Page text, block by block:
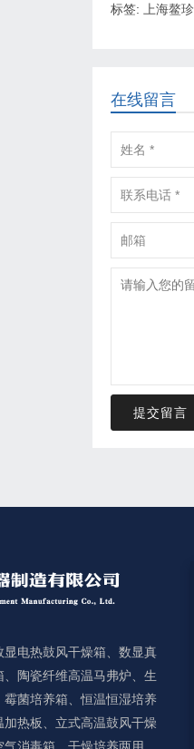
标签: 上海鳌珍
在线留言
提交留言
电热鼓风干燥箱、数显真
陶瓷纤维高温马弗炉、生
菌培养箱、恒温恒湿培养
热板、立式高温鼓风干燥